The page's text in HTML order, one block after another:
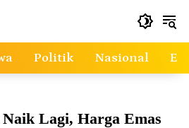
Politik Nasional
Lagi, Harga Emas